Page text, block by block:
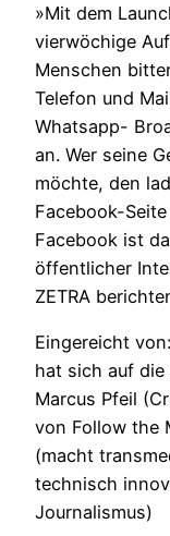
»Mit dem
vierwöchige
Menschen
Telefon und
Whatsapp-
an. Wer seine
möchte, den
Facebook-
Facebook ist
öffentlicher
ZETRA
Eingereicht
hat sich auf
Marcus Pfeil
von Follow the
(macht
technisch
Journalismus)